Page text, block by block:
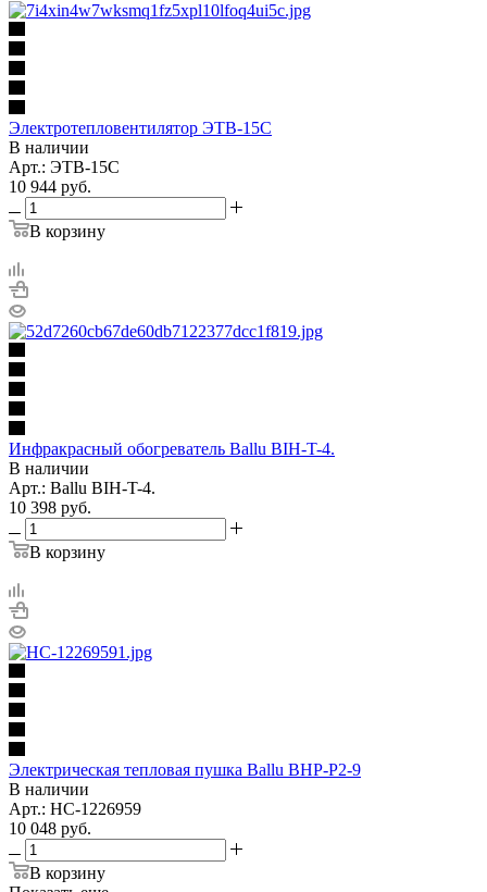
Электротепловентилятор ЭТВ-15С
В наличии
Арт.: ЭТВ-15С
10 944 руб.
В корзину
Инфракрасный обогреватель Ballu BIH-T-4.
В наличии
Арт.: Ballu BIH-T-4.
10 398 руб.
В корзину
Электрическая тепловая пушка Ballu BHP-P2-9
В наличии
Арт.: НС-1226959
10 048 руб.
В корзину